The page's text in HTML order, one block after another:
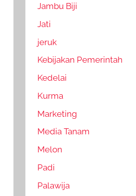
Jambu Biji
Jati
jeruk
Kebijakan Pemerintah
Kedelai
Kurma
Marketing
Media Tanam
Melon
Padi
Palawija